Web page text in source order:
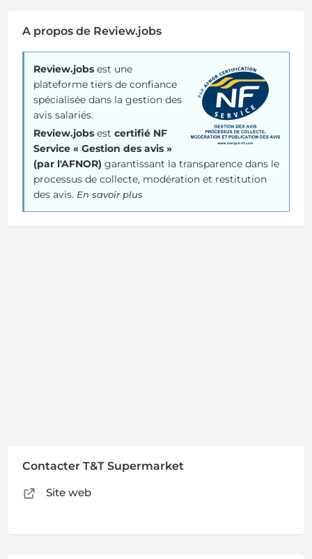
A propos de Review.jobs
Review.jobs est une
plateforme tiers de confiance
spécialisée dans la gestion des
avis salariés.
Review.jobs est certifié NF
Service « Gestion des avis »
(par l'AFNOR) garantissant la transparence dans le
processus de collecte, modération et restitution
des avis. En savoir plus
Contacter T&T Supermarket
Site web